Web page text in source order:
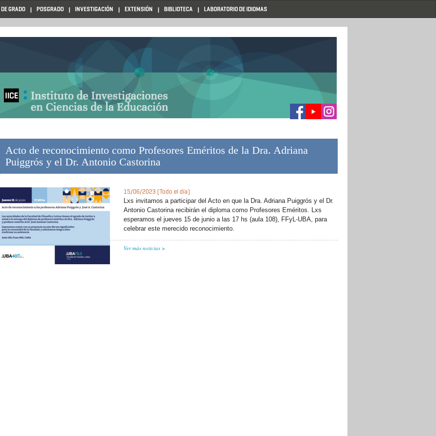
GRADO POSGRADO INVESTIGACIÓN EXTENSIÓN BIBLIOTECA LABORATORIO DE IDIOMAS
Acto de reconocimiento como Profesores Eméritos de la Dra. Adriana
Puiggrós y el Dr. Antonio Castorina
15/06/2023 (Todo el día)
Lxs invitamos a participar del Acto en que la Dra. Adriana Puiggrós y el Dr.
Antonio Castorina recibirán el diploma como Profesores Eméritos. Lxs
esperamos el jueves 15 de junio a las 17 hs (aula 108), FFyL-UBA, para
celebrar este merecido reconocimiento.
Ver más noticias